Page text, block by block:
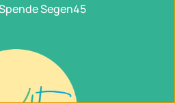
Segen45